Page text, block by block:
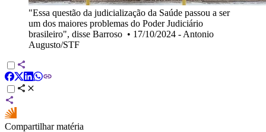
"Essa questão da judicialização da Saúde passou a ser
um dos maiores problemas do Poder Judiciário
brasileiro", disse Barroso • 17/10/2024 - Antonio
Augusto/STF
Compartilhar matéria